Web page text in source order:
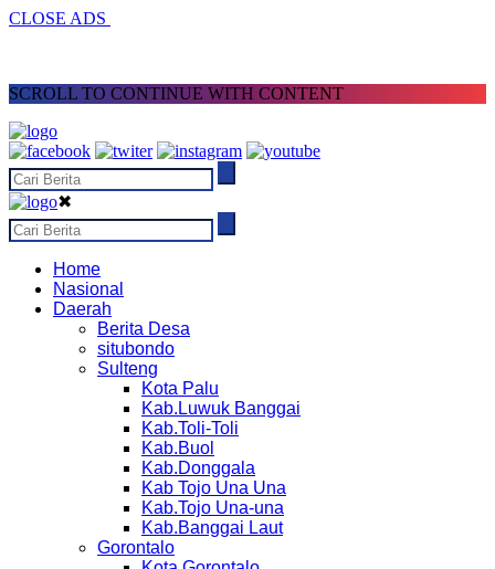
CLOSE ADS
SCROLL TO CONTINUE WITH CONTENT
✖
Home
Nasional
Daerah
Berita Desa
situbondo
Sulteng
Kota Palu
Kab.Luwuk Banggai
Kab.Toli-Toli
Kab.Buol
Kab.Donggala
Kab Tojo Una Una
Kab.Tojo Una-una
Kab.Banggai Laut
Gorontalo